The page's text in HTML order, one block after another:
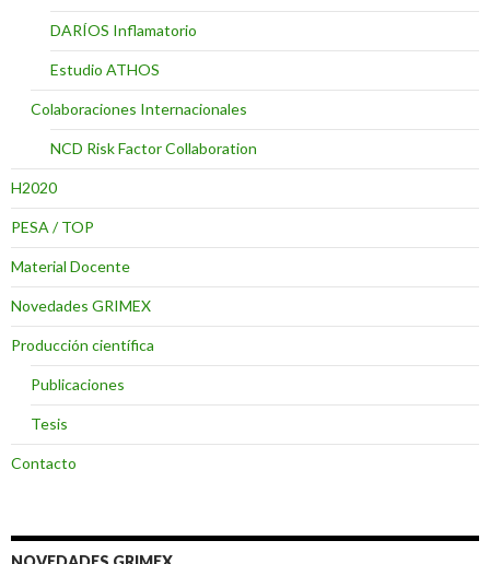
DARÍOS Inflamatorio
Estudio ATHOS
Colaboraciones Internacionales
NCD Risk Factor Collaboration
H2020
PESA / TOP
Material Docente
Novedades GRIMEX
Producción científica
Publicaciones
Tesis
Contacto